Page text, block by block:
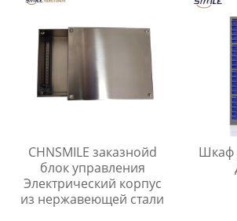
CHNSMILE заказнойd
блок управления
Электрический корпус
из нержавеющей стали
Шкаф